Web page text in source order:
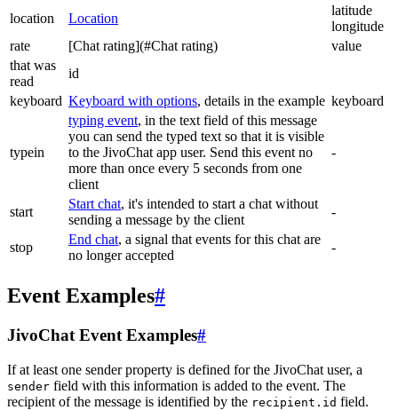
location Location
latitude
longitude
rate
[Chat rating](#Chat rating)
value
that was
read
id
keyboard Keyboard with options, details in the example keyboard
typein
typing event, in the text field of this message
you can send the typed text so that it is visible
to the JivoChat app user. Send this event no
more than once every 5 seconds from one
client
-
start
Start chat, it's intended to start a chat without
sending a message by the client
-
stop
End chat, a signal that events for this chat are
no longer accepted
-
Event Examples#
JivoChat Event Examples#
If at least one sender property is defined for the JivoChat user, a
sender field with this information is added to the event. The
recipient of the message is identified by the recipient.id field.